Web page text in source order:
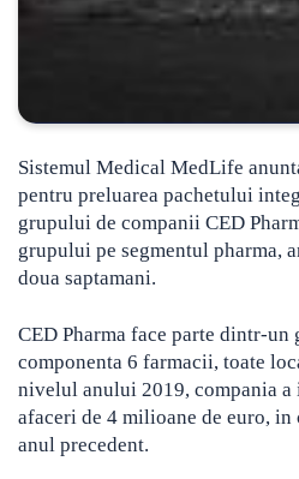
Sistemul Medical MedLife
pentru preluarea pachetului
grupului de companii CED
grupului pe segmentul pharma,
doua saptamani.
CED Pharma face parte dintr-un
componenta 6 farmacii, toate
nivelul anului 2019, compania
afaceri de 4 milioane de euro, in
anul precedent.